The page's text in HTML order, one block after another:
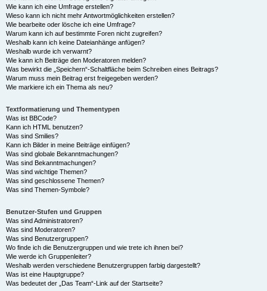
Wie kann ich eine Umfrage erstellen?
Wieso kann ich nicht mehr Antwortmöglichkeiten erstellen?
Wie bearbeite oder lösche ich eine Umfrage?
Warum kann ich auf bestimmte Foren nicht zugreifen?
Weshalb kann ich keine Dateianhänge anfügen?
Weshalb wurde ich verwarnt?
Wie kann ich Beiträge den Moderatoren melden?
Was bewirkt die „Speichern“-Schaltfläche beim Schreiben eines Beitrags?
Warum muss mein Beitrag erst freigegeben werden?
Wie markiere ich ein Thema als neu?
Textformatierung und Thementypen
Was ist BBCode?
Kann ich HTML benutzen?
Was sind Smilies?
Kann ich Bilder in meine Beiträge einfügen?
Was sind globale Bekanntmachungen?
Was sind Bekanntmachungen?
Was sind wichtige Themen?
Was sind geschlossene Themen?
Was sind Themen-Symbole?
Benutzer-Stufen und Gruppen
Was sind Administratoren?
Was sind Moderatoren?
Was sind Benutzergruppen?
Wo finde ich die Benutzergruppen und wie trete ich ihnen bei?
Wie werde ich Gruppenleiter?
Weshalb werden verschiedene Benutzergruppen farbig dargestellt?
Was ist eine Hauptgruppe?
Was bedeutet der „Das Team“-Link auf der Startseite?